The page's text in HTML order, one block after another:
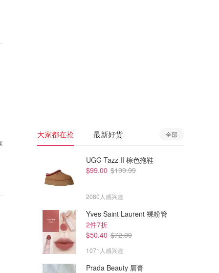
大家都在抢 最新好货 全部
UGG Tazz II 棕色拖鞋
$99.00 $199.99
2080人感兴趣
Yves Saint Laurent 裸粉管
2件7折
$50.40 $72.00
1071人感兴趣
Prada Beauty 唇膏